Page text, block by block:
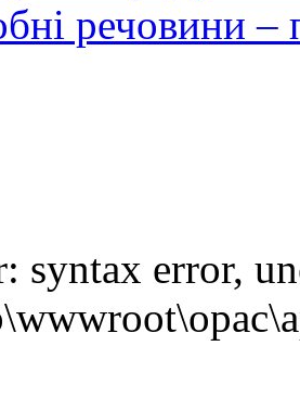
речовини –
syntax error,